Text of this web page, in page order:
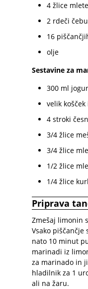
4 žlice
2 rdeči
16
olje
Sestavine za
300 ml
velik
4 stroki
3/4 žlice
3/4 žlice
1/2 žlice
1/4 žlice
Priprava
Zmešaj limonin
Vsako
nato 10 minut
marinadi iz
za marinado in
hladilnik za 1
ali na žaru.